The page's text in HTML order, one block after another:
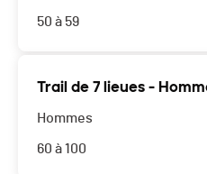
50 à 59
Trail de 7 lieues -
Hommes
60 à 100